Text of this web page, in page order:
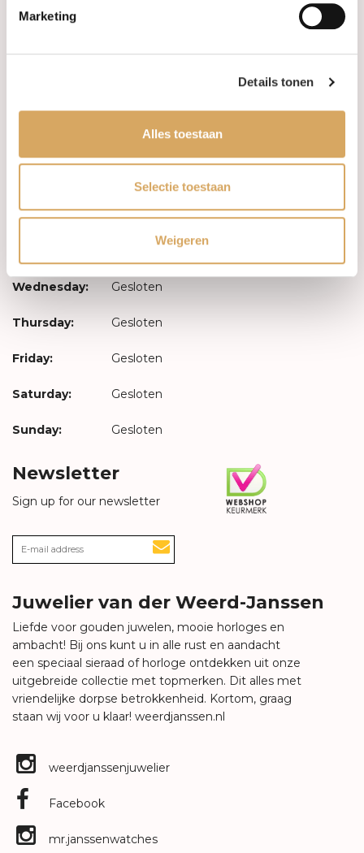
Marketing
Details tonen
Alles toestaan
Selectie toestaan
Weigeren
Monday: Gesloten
Wednesday: Gesloten
Thursday: Gesloten
Friday: Gesloten
Saturday: Gesloten
Sunday: Gesloten
Newsletter
Sign up for our newsletter
Juwelier van der Weerd-Janssen
Liefde voor gouden juwelen, mooie horloges en
ambacht! Bij ons kunt u in alle rust en aandacht
een speciaal sieraad of horloge ontdekken uit onze
uitgebreide collectie met topmerken. Dit alles met
vriendelijke dorpse betrokkenheid. Kortom, graag
staan wij voor u klaar! weerdjanssen.nl
weerdjanssenjuwelier
Facebook
mr.janssenwatches